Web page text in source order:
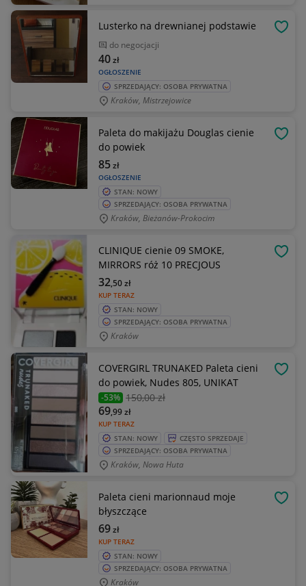
Lusterko na drewnianej podstawie
do negocjacji
OGŁOSZENIE
40zł
SPRZEDAJĄCY: OSOBA PRYWATNA
Kraków, Mistrzejowice
Paleta do makijażu Douglas cienie
do powiek
OGŁOSZENIE
85zł
STAN: NOWY
SPRZEDAJĄCY: OSOBA PRYWATNA
Kraków, Bieżanów-Prokocim
CLINIQUE cienie 09 SMOKE,
MIRRORS róż 10 PRECJOUS
KUP TERAZ
32,50zł
STAN: NOWY
SPRZEDAJĄCY: OSOBA PRYWATNA
Kraków
COVERGIRL TRUNAKED Paleta cieni
do powiek, Nudes 805, UNIKAT
-53% 150,00 zł
KUP TERAZ
69,99zł
STAN: NOWY
CZĘSTO SPRZEDAJE
SPRZEDAJĄCY: OSOBA PRYWATNA
Kraków, Nowa Huta
Paleta cieni marionnaud moje
błyszczące
KUP TERAZ
69zł
STAN: NOWY
SPRZEDAJĄCY: OSOBA PRYWATNA
Kraków